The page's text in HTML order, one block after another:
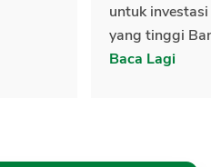
untuk
yang tinggi
Baca Lagi